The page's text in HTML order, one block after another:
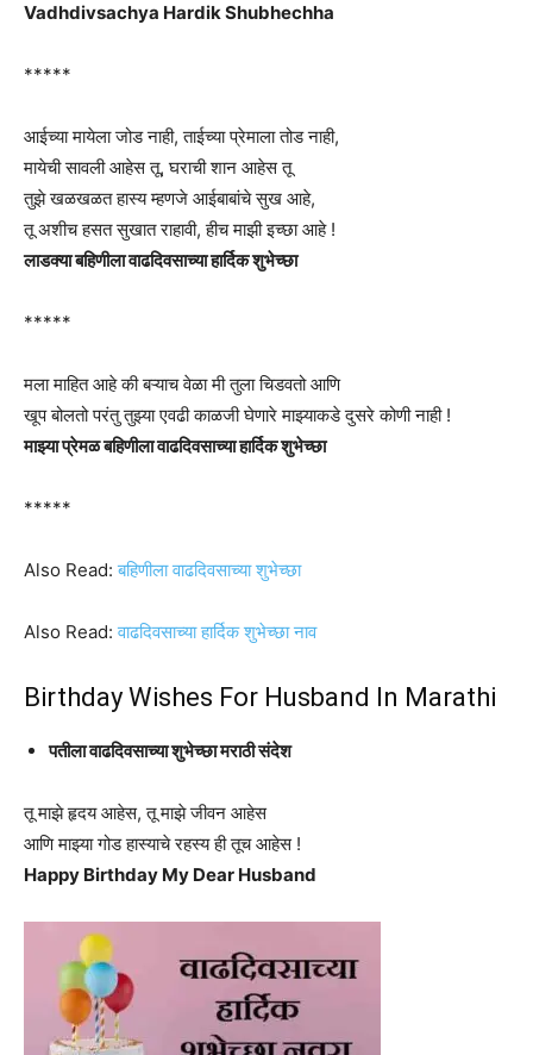
Vadhdivsachya Hardik Shubhechha
*****
आईच्या मायेला जोड नाही, ताईच्या प्रेमाला तोड नाही,
मायेची सावली आहेस तू, घराची शान आहेस तू
तुझे खळखळत हास्य म्हणजे आईबाबांचे सुख आहे,
तू अशीच हसत सुखात राहावी, हीच माझी इच्छा आहे !
लाडक्या बहिणीला वाढदिवसाच्या हार्दिक शुभेच्छा
*****
मला माहित आहे की बऱ्याच वेळा मी तुला चिडवतो आणि
खूप बोलतो परंतु तुझ्या एवढी काळजी घेणारे माझ्याकडे दुसरे कोणी नाही !
माझ्या प्रेमळ बहिणीला वाढदिवसाच्या हार्दिक शुभेच्छा
*****
Also Read:बहिणीला वाढदिवसाच्या शुभेच्छा
Also Read:वाढदिवसाच्या हार्दिक शुभेच्छा नाव
Birthday Wishes For Husband In Marathi
पतीला वाढदिवसाच्या शुभेच्छा मराठी संदेश
तू माझे हृदय आहेस, तू माझे जीवन आहेस
आणि माझ्या गोड हास्याचे रहस्य ही तूच आहेस !
Happy Birthday My Dear Husband